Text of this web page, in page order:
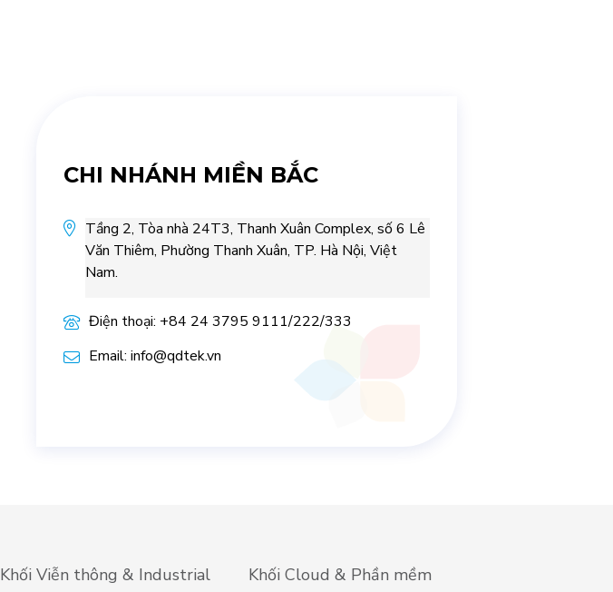
CHI NHÁNH MIỀN BẮC
Tầng 2, Tòa nhà 24T3, Thanh Xuân Complex, số 6 Lê
Văn Thiêm, Phường Thanh Xuân, TP. Hà Nội, Việt
Nam.
Điện thoại: +84 24 3795 9111/222/333
Email: info@qdtek.vn
Khối Viễn thông & Industrial Khối Cloud & Phần mềm